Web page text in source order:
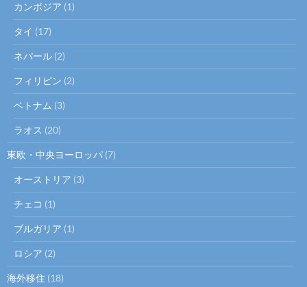
カンボジア (1)
タイ (17)
ネパール (2)
フィリピン (2)
ベトナム (3)
ラオス (20)
東欧・中央ヨーロッパ (7)
オーストリア (3)
チェコ (1)
ブルガリア (1)
ロシア (2)
海外移住 (18)